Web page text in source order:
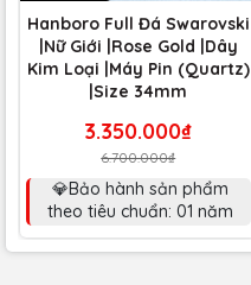
Hanboro Full Đá Swarovski
|Nữ Giới |Rose Gold |Dây
Kim Loại |Máy Pin (Quartz)
|Size 34mm
3.350.000₫
6.700.000₫
💎Bảo hành sản phẩm
theo tiêu chuẩn: 01 năm